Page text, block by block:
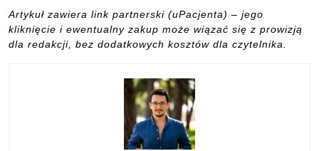
Artykuł zawiera link partnerski (uPacjenta) – jego
kliknięcie i ewentualny zakup może wiązać się z prowizją
dla redakcji, bez dodatkowych kosztów dla czytelnika.